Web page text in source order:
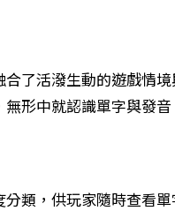
了活潑生動的遊戲情境
形中就認識單字與發
類，供玩家隨時查看